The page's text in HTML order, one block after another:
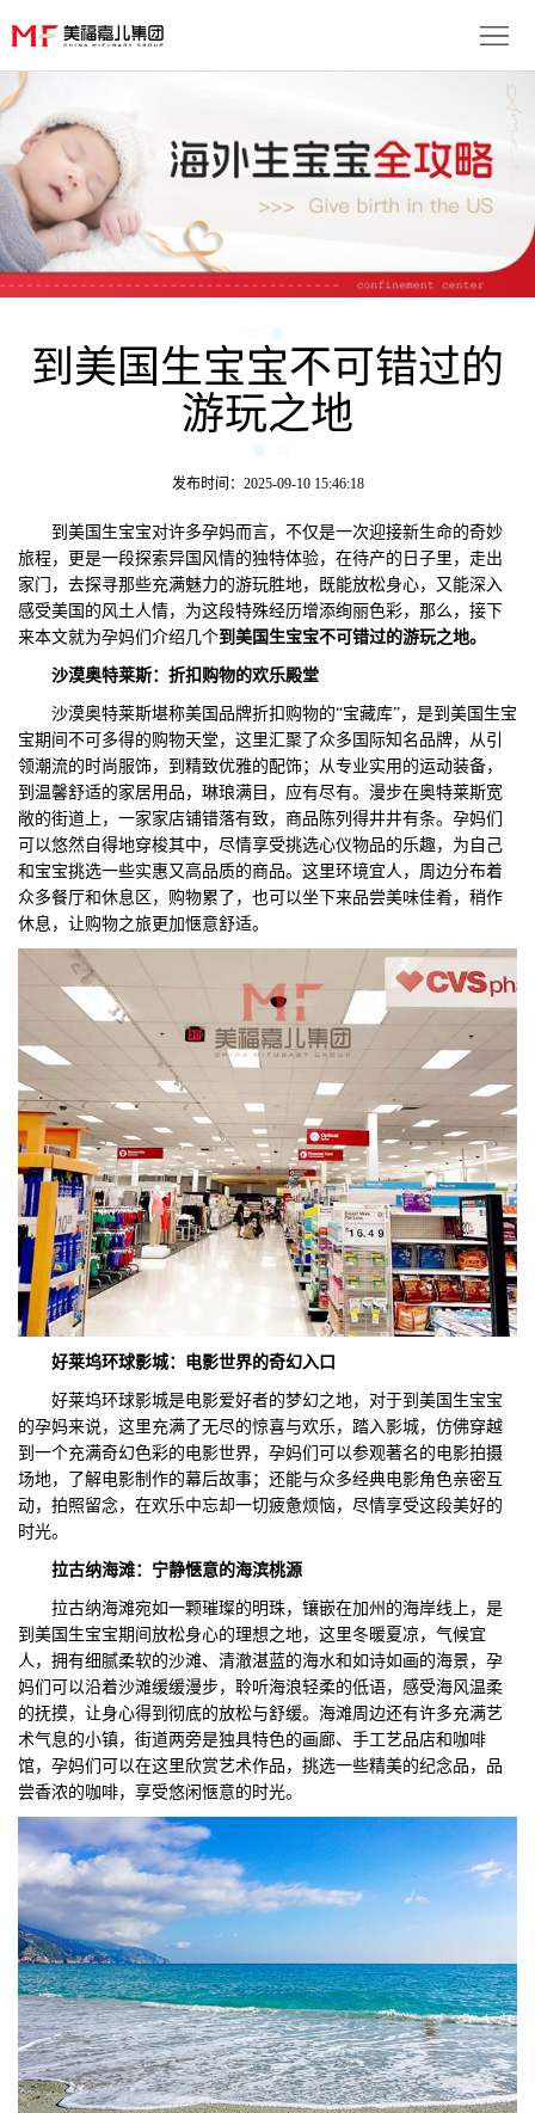
子
优
势
服
务
流
月
子
成
们
评
到美国生宝宝不可错过的
游玩之地
发布时间：2025-09-10 15:46:18
到美国生宝宝对许多孕妈而言，不仅是一次迎接新生命的奇妙
旅程，更是一段探索异国风情的独特体验，在待产的日子里，走出
家门，去探寻那些充满魅力的游玩胜地，既能放松身心，又能深入
感受美国的风土人情，为这段特殊经历增添绚丽色彩，那么，接下
来本文就为孕妈们介绍几个到美国生宝宝不可错过的游玩之地。
沙漠奥特莱斯：折扣购物的欢乐殿堂
沙漠奥特莱斯堪称美国品牌折扣购物的“宝藏库”，是到美国生宝
宝期间不可多得的购物天堂，这里汇聚了众多国际知名品牌，从引
领潮流的时尚服饰，到精致优雅的配饰；从专业实用的运动装备，
到温馨舒适的家居用品，琳琅满目，应有尽有。漫步在奥特莱斯宽
敞的街道上，一家家店铺错落有致，商品陈列得井井有条。孕妈们
可以悠然自得地穿梭其中，尽情享受挑选心仪物品的乐趣，为自己
和宝宝挑选一些实惠又高品质的商品。这里环境宜人，周边分布着
众多餐厅和休息区，购物累了，也可以坐下来品尝美味佳肴，稍作
休息，让购物之旅更加惬意舒适。
好莱坞环球影城：电影世界的奇幻入口
好莱坞环球影城是电影爱好者的梦幻之地，对于到美国生宝宝
的孕妈来说，这里充满了无尽的惊喜与欢乐，踏入影城，仿佛穿越
到一个充满奇幻色彩的电影世界，孕妈们可以参观著名的电影拍摄
场地，了解电影制作的幕后故事；还能与众多经典电影角色亲密互
动，拍照留念，在欢乐中忘却一切疲惫烦恼，尽情享受这段美好的
时光。
拉古纳海滩：宁静惬意的海滨桃源
拉古纳海滩宛如一颗璀璨的明珠，镶嵌在加州的海岸线上，是
到美国生宝宝期间放松身心的理想之地，这里冬暖夏凉，气候宜
人，拥有细腻柔软的沙滩、清澈湛蓝的海水和如诗如画的海景，孕
妈们可以沿着沙滩缓缓漫步，聆听海浪轻柔的低语，感受海风温柔
的抚摸，让身心得到彻底的放松与舒缓。海滩周边还有许多充满艺
术气息的小镇，街道两旁是独具特色的画廊、手工艺品店和咖啡
馆，孕妈们可以在这里欣赏艺术作品，挑选一些精美的纪念品，品
尝香浓的咖啡，享受悠闲惬意的时光。